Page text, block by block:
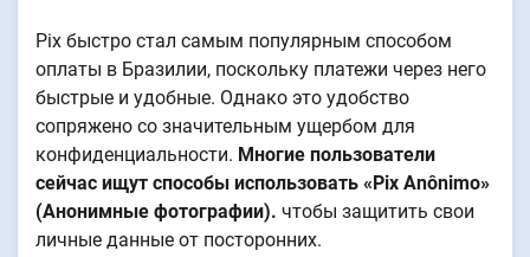
Pix быстро стал самым популярным способом
оплаты в Бразилии, поскольку платежи через него
быстрые и удобные. Однако это удобство
сопряжено со значительным ущербом для
конфиденциальности. Многие пользователи
сейчас ищут способы использовать «Pix Anônimo»
(Анонимные фотографии). чтобы защитить свои
личные данные от посторонних.